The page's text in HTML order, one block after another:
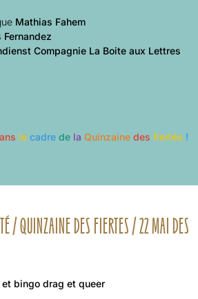
Mathias Fahem
Compagnie La Boite aux Lettres
le cadre de la Quinzaine des fiertés !
/ QUINZAINE DES FIERTES / 22 MAI DES
bingo drag et queer